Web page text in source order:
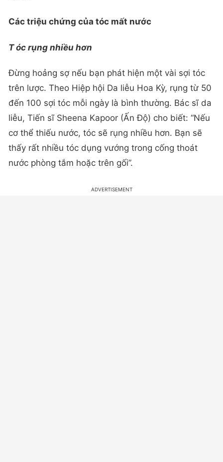
Các triệu chứng của tóc mất nước
Tóc rụng nhiều hơn
Đừng hoảng sợ nếu bạn phát hiện một vài sợi tóc
trên lược. Theo Hiệp hội Da liễu Hoa Kỳ, rụng từ 50
đến 100 sợi tóc mỗi ngày là bình thường. Bác sĩ da
liễu, Tiến sĩ Sheena Kapoor (Ấn Độ) cho biết: “Nếu
cơ thể thiếu nước, tóc sẽ rụng nhiều hơn. Bạn sẽ
thấy rất nhiều tóc dụng vướng trong cống thoát
nước phòng tắm hoặc trên gối”.